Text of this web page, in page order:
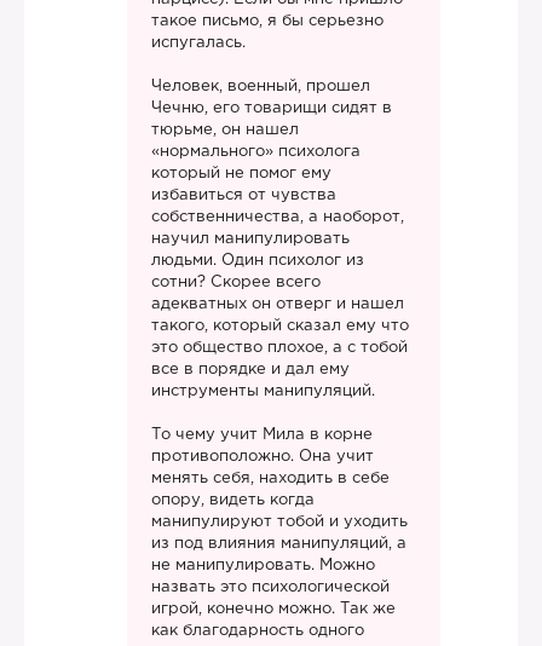
такое письмо, я бы серьезно
испугалась.
Человек, военный, прошел
Чечню, его товарищи сидят в
тюрьме, он нашел
«нормального» психолога
который не помог ему
избавиться от чувства
собственничества, а наоборот,
научил манипулировать
людьми. Один психолог из
сотни? Скорее всего
адекватных он отверг и нашел
такого, который сказал ему что
это общество плохое, а с тобой
все в порядке и дал ему
инструменты манипуляций.
То чему учит Мила в корне
противоположно. Она учит
менять себя, находить в себе
опору, видеть когда
манипулируют тобой и уходить
из под влияния манипуляций, а
не манипулировать. Можно
назвать это психологической
игрой, конечно можно. Так же
как благодарность одного